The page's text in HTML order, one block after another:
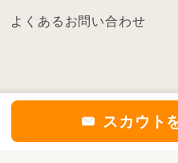
スカウト
こ
ち
よくあるお問い合わせ